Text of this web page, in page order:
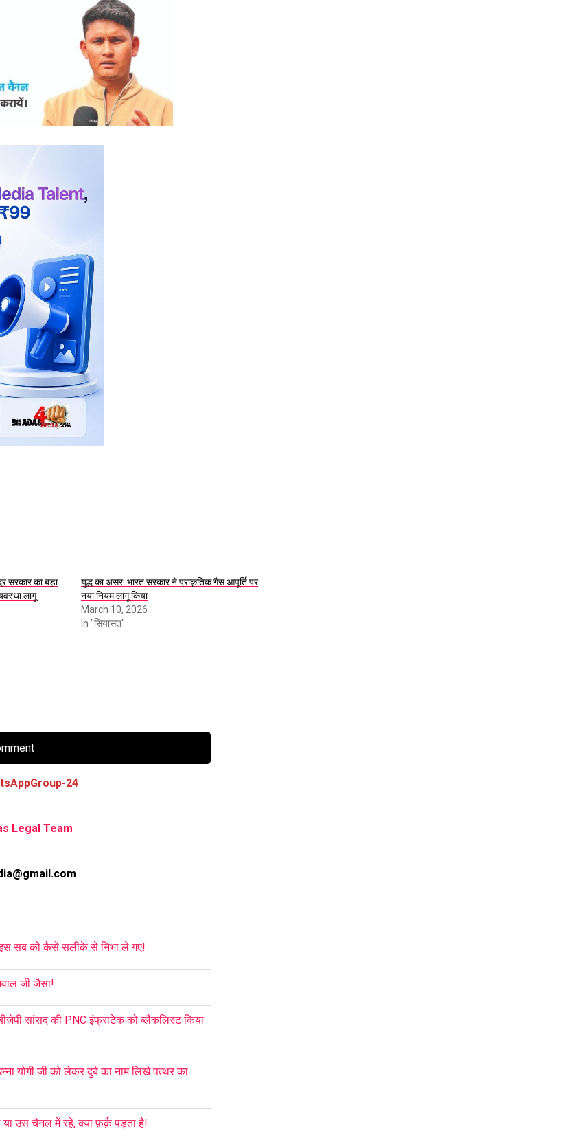
सरकार का बड़ा
लागू
युद्ध का असर: भारत सरकार ने प्राकृतिक गैस आपूर्ति पर
नया नियम लागू किया
March 10, 2026
In "सियासत"
24
Legal Team
इस सब को कैसे सलीके से निभा ले गए!
जी जैसा!
सांसद की PNC इंफ्राटेक को ब्लैकलिस्ट किया
योगी जी को लेकर दुबे का नाम लिखे पत्थर का
उस चैनल में रहे, क्या फ़र्क़ पड़ता है!